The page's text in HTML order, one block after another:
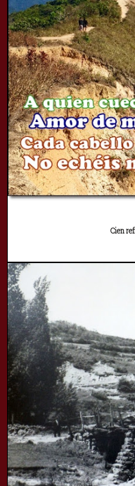
Cien